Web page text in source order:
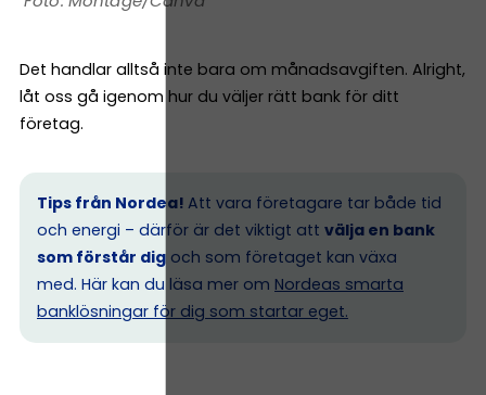
Det handlar alltså inte bara om månadsavgiften. Alright,
låt oss gå igenom hur du väljer rätt bank för ditt
företag.
Tips från Nordea! Att vara företagare tar både tid
och energi – därför är det viktigt att välja en bank
som förstår dig och som företaget kan växa
med. Här kan du läsa mer om Nordeas smarta
banklösningar för dig som startar eget.